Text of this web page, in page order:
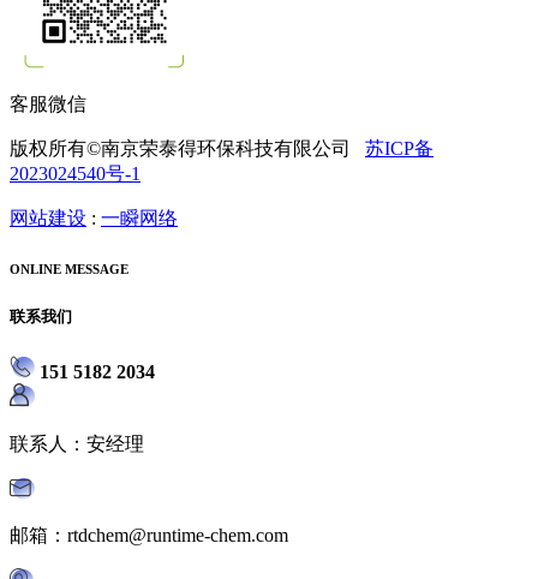
客服微信
版权所有©南京荣泰得环保科技有限公司 苏ICP备
2023024540号-1
网站建设 : 一瞬网络
ONLINE MESSAGE
联系我们
151 5182 2034
联系人：安经理
邮箱：rtdchem@runtime-chem.com